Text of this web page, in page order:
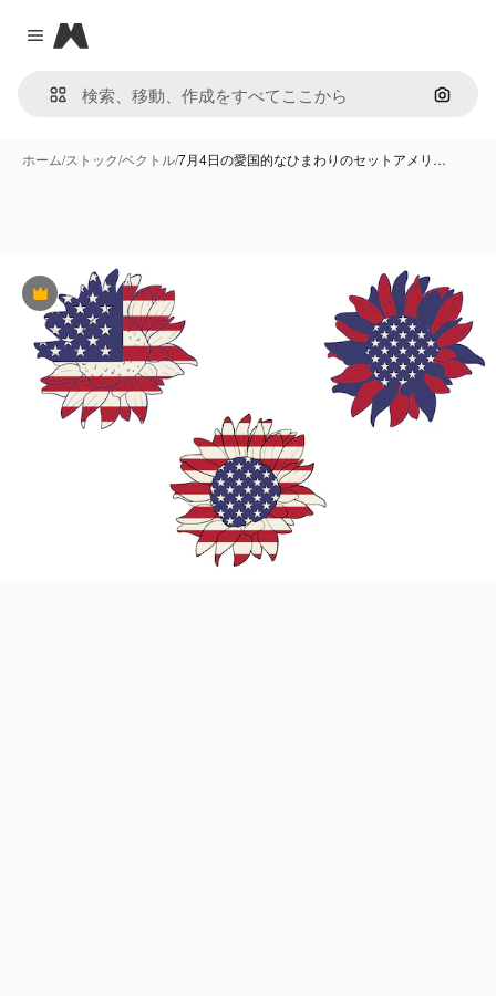
Close menu
Magnific
画像で
ホーム/ストック/ベクトル/7月4日の愛国的なひまわりのセットアメリ…
Premium